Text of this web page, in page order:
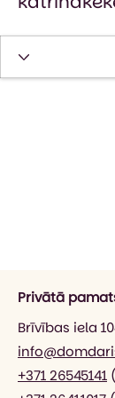
Privātā
Brīvības iela
+371 26545141